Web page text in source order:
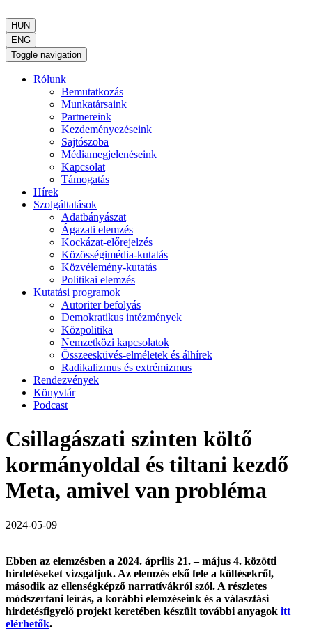
HUN
ENG
Toggle navigation
Rólunk
Bemutatkozás
Munkatársaink
Partnereink
Kezdeményezéseink
Sajtószoba
Médiamegjelenéseink
Kapcsolat
Támogatás
Hírek
Szolgáltatások
Adatbányászat
Ágazati elemzés
Kockázat-előrejelzés
Közösségimédia-kutatás
Közvélemény-kutatás
Politikai elemzés
Kutatási programok
Autoriter befolyás
Demokratikus intézmények
Közpolitika
Nemzetközi kapcsolatok
Összeesküvés-elméletek és álhírek
Radikalizmus és extrémizmus
Rendezvények
Könyvtár
Podcast
Csillagászati szinten költő
kormányoldal és tiltani kezdő
Meta, amivel van probléma
2024-05-09
Ebben az elemzésben a 2024. április 21. – május 4. közötti
hirdetéseket vizsgáljuk. Az elemzés első fele a költésekről,
második az ellenségképző narratívákról szól. A részletes
módszertani leírás, a korábbi elemzéseink és a választási
hirdetésfigyelő projekt keretében készült további anyagok itt
elérhetők.